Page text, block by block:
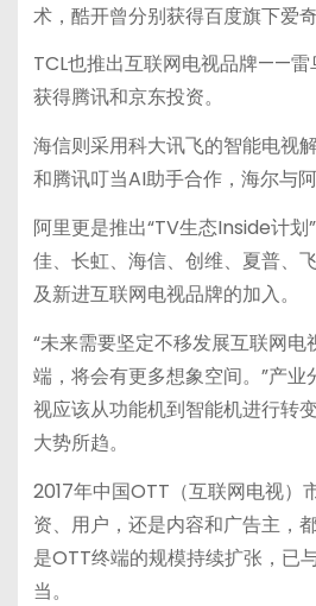
术，酷开曾分别获得百度旗下爱
TCL也推出互联网电视品牌——雷
获得腾讯和京东投资。
海信则采用科大讯飞的智能电视
和腾讯叮当AI助手合作，海尔与
阿里更是推出“TV生态Inside计划
佳、长虹、海信、创维、夏普、
及新进互联网电视品牌的加入。
“未来需要坚定不移发展互联网
端，将会有更多想象空间。”产
视应该从功能机到智能机进行转
大势所趋。
2017年中国OTT（互联网电视）
资、用户，还是内容和广告主，
是OTT终端的规模持续扩张，已
当。